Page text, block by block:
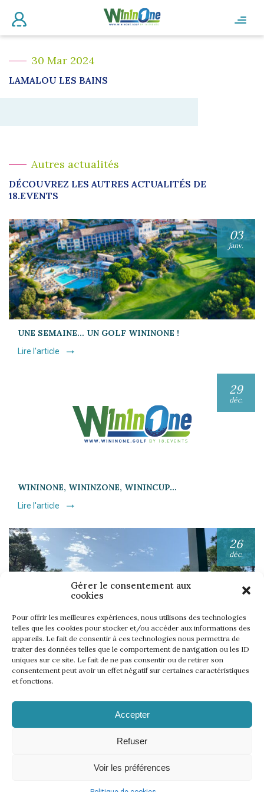
Gérer le consentement aux
cookies
Pour offrir les meilleures expériences, nous utilisons des technologies
telles que les cookies pour stocker et/ou accéder aux informations des
appareils. Le fait de consentir à ces technologies nous permettra de
traiter des données telles que le comportement de navigation ou les ID
uniques sur ce site. Le fait de ne pas consentir ou de retirer son
consentement peut avoir un effet négatif sur certaines caractéristiques
et fonctions.
Accepter
Refuser
Voir les préférences
30 Mar 2024
LAMALOU LES BAINS
Autres actualités
DÉCOUVREZ LES AUTRES ACTUALITÉS DE
18.EVENTS
03
janv.
UNE SEMAINE… UN GOLF WININONE !
Lire l'article
29
déc.
WININONE, WININZONE, WININCUP…
Lire l'article
26
déc.
UNE SEMAINE… TOUS LES GOLFS WININONE !
Lire l'article